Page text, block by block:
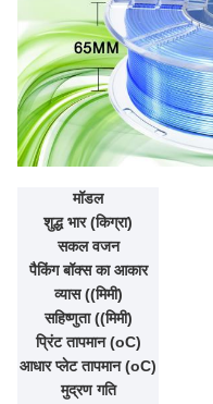
मॉडल
शुद्ध भार (किग्रा)
सकल वजन
पैकिंग बॉक्स का आकार
व्यास ((मिमी)
सहिष्णुता ((मिमी)
प्रिंट तापमान (oC)
आधार प्लेट तापमान (oC)
मुद्रण गति